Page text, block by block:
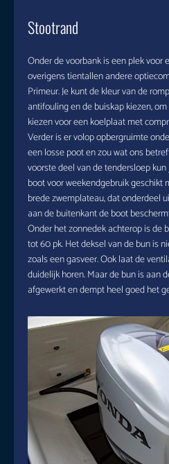
Stootrand
Onder de voorbank is een plek voor
overigens tientallen andere
Primeur. Je kunt de kleur van de
antifouling en de buiskap kiezen,
kiezen voor een koelplaat met
Verder is er volop opbergruimte
een losse poot en zou wat ons
voorste deel van de tendersloep
boot voor weekendgebruik geschikt
brede zwemplateau, dat onderdeel
aan de buitenkant de boot
Onder het zonnedek achterop is de
tot 60 pk. Het deksel van de bun is
zoals een gasveer. Ook laat de
duidelijk horen. Maar de bun is aan
afgewerkt en dempt heel goed het